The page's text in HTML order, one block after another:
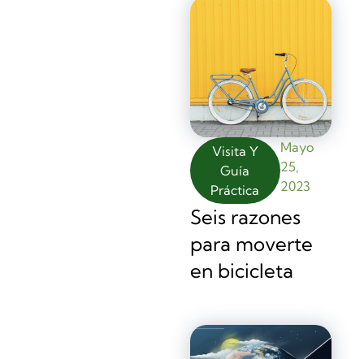
Visita Y
Guía
Práctica
Mayo
25,
2023
Seis razones
para moverte
en bicicleta